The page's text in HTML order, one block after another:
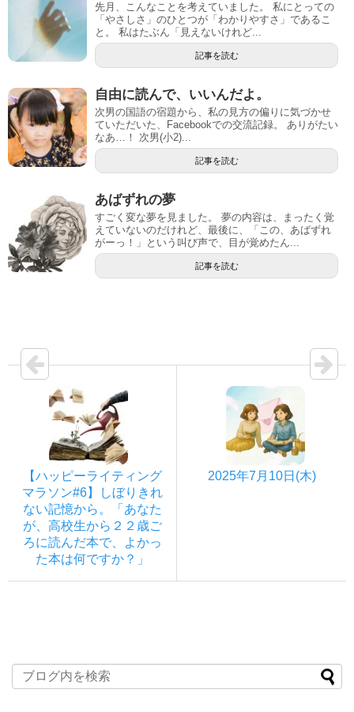
先月、こんなことを考えていました。 私にとっての
「やさしさ」のひとつが「わかりやすさ」であるこ
と。 私はたぶん「見えないけれど...
記事を読む
自由に読んで、いいんだよ。
次男の国語の宿題から、私の見方の偏りに気づかせ
ていただいた、Facebookでの交流記録。 ありがたい
なあ…！ 次男(小2)...
記事を読む
あばずれの夢
すごく変な夢を見ました。 夢の内容は、まったく覚
えていないのだけれど、最後に、「この、あばずれ
がーっ！」という叫び声で、目が覚めたん...
記事を読む
【ハッピーライティング
マラソン#6】しぼりきれ
ない記憶から。「あなた
が、高校生から２２歳ご
ろに読んだ本で、よかっ
た本は何ですか？」
2025年7月10日(木)